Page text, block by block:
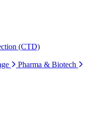
(CTD)
Pharma & Biotech